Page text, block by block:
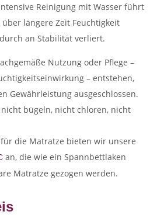
Reinigung mit Wasser führt
längere Zeit Feuchtigkeit
an Stabilität verliert.
Nutzung oder Pflege –
– entstehen,
Gewährleistung ausgeschlossen.
bügeln, nicht chloren, nicht
die Matratze bieten wir unsere
an, die wie ein Spannbettlaken
Matratze gezogen werden.